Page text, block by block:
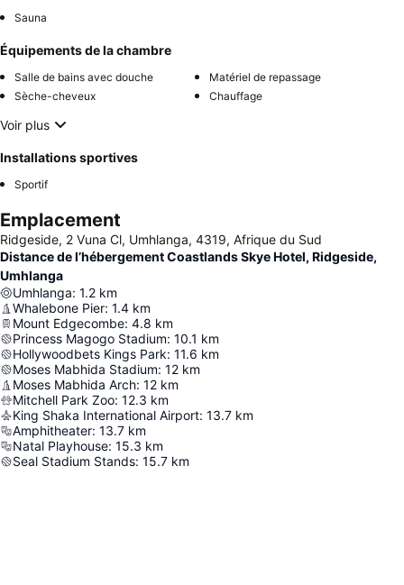
Sauna
Équipements de la chambre
Salle de bains avec douche
Matériel de repassage
Sèche-cheveux
Chauffage
Voir plus
Installations sportives
Sportif
Emplacement
Ridgeside, 2 Vuna Cl, Umhlanga, 4319, Afrique du Sud
Distance de l’hébergement Coastlands Skye Hotel, Ridgeside,
Umhlanga
Umhlanga: 1.2 km
Whalebone Pier: 1.4 km
Mount Edgecombe: 4.8 km
Princess Magogo Stadium: 10.1 km
Hollywoodbets Kings Park: 11.6 km
Moses Mabhida Stadium: 12 km
Moses Mabhida Arch: 12 km
Mitchell Park Zoo: 12.3 km
King Shaka International Airport: 13.7 km
Amphitheater: 13.7 km
Natal Playhouse: 15.3 km
Seal Stadium Stands: 15.7 km